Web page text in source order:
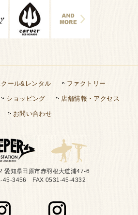
クール&レンタル ファクトリー
ショッピング 店舗情報・アクセス
お問い合わせ
愛知県田原市赤羽根大道浦47-6
45-3456 FAX 0531-45-4332